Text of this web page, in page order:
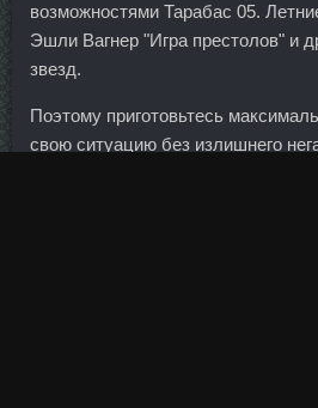
возможностями Тарабас 05.
Эшли Вагнер "Игра престолов" и
звезд.
Поэтому приготовьтесь
свою ситуацию без излишнего